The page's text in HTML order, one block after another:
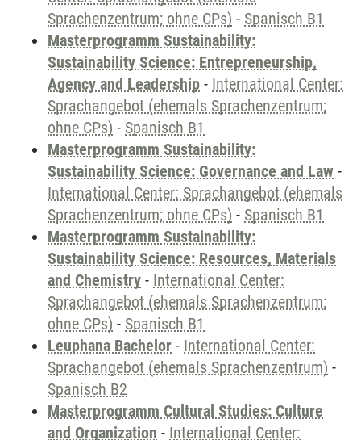
Sprachenzentrum; ohne CPs) - Spanisch B1
Masterprogramm Sustainability:
Sustainability Science: Entrepreneurship,
Agency and Leadership - International Center:
Sprachangebot (ehemals Sprachenzentrum;
ohne CPs) - Spanisch B1
Masterprogramm Sustainability:
Sustainability Science: Governance and Law -
International Center: Sprachangebot (ehemals
Sprachenzentrum; ohne CPs) - Spanisch B1
Masterprogramm Sustainability:
Sustainability Science: Resources, Materials
and Chemistry - International Center:
Sprachangebot (ehemals Sprachenzentrum;
ohne CPs) - Spanisch B1
Leuphana Bachelor - International Center:
Sprachangebot (ehemals Sprachenzentrum) -
Spanisch B2
Masterprogramm Cultural Studies: Culture
and Organization - International Center: